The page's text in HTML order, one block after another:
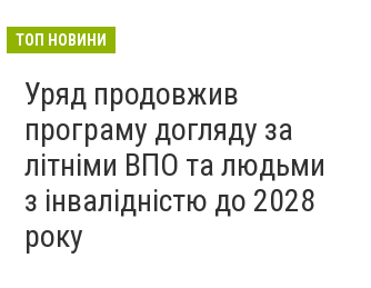
— ВІДЕО
ТОП НОВИНИ
Уряд продовжив
програму догляду за
літніми ВПО та людьми
з інвалідністю до 2028
року